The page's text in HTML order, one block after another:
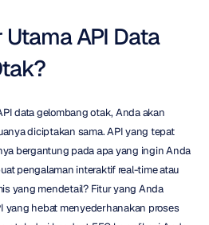
API Data
data gelombang otak, Anda akan
diciptakan sama. API yang tepat
bergantung pada apa yang ingin Anda
pengalaman interaktif real-time atau
yang mendetail? Fitur yang Anda
yang hebat menyederhanakan proses